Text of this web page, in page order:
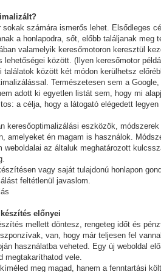
számára ismerős lehet. Elsődleges
a honlapodra, sőt, előbb találjanak meg
valamelyik keresőmotoron keresztül
között. (Ilyen keresőmotor
között két módon kerülhetsz
Természetesen sem a
adott ki egyetlen listát sem, hogy mi
a célja, hogy a látogató elégedett
keresőoptimalizálási eszközök,
amelyeket én magam is használok.
az általuk meghatározott
vagy saját tulajdonú honlapon
feltétlenül javaslom.
előnyei
mellett döntesz, rengeteg időt és
van, hogy már teljesen fel
használatba veheted. Egy új weboldal
megtakaríthatod vele.
meg magad, hanem a fenntartási